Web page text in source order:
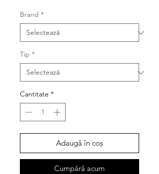
Brand *
Tip *
Cantitate *
Adaugă în coș
Cumpără acum